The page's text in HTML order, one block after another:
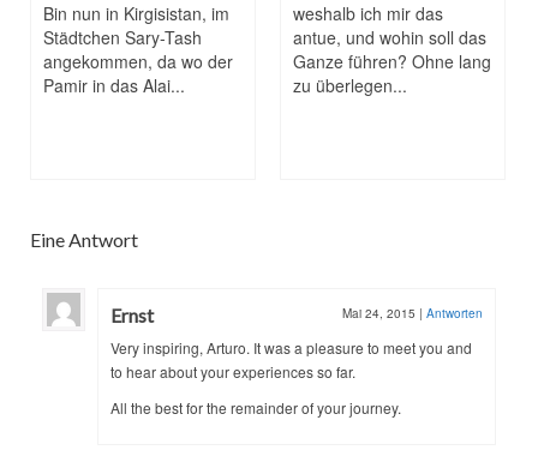
Bin nun in Kirgisistan, im
Städtchen Sary-Tash
angekommen, da wo der
Pamir in das Alai...
weshalb ich mir das
antue, und wohin soll das
Ganze führen? Ohne lang
zu überlegen...
Eine Antwort
Ernst Mai 24, 2015 | Antworten
Very inspiring, Arturo. It was a pleasure to meet you and
to hear about your experiences so far.
All the best for the remainder of your journey.